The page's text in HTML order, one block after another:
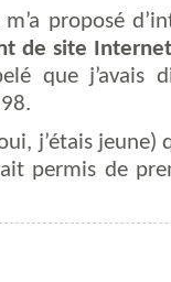
m’a proposé
de site
que j’avais
j’étais jeune)
permis de